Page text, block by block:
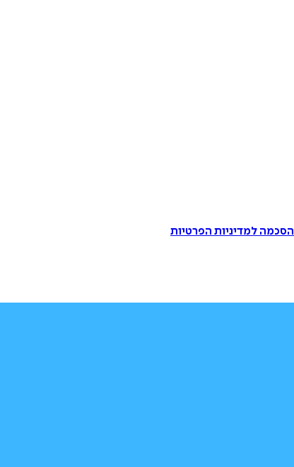
הסכמה למדיניות הפרטיות